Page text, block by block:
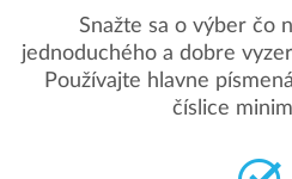
Snažte sa o výber čo
jednoduchého a dobre
Používajte hlavne
číslice